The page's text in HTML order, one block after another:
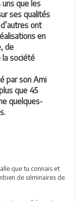
que les
ses qualités
ont
en
de
la société
par son Ami
que 45
quelques-
que tu connais et
de séminaires de